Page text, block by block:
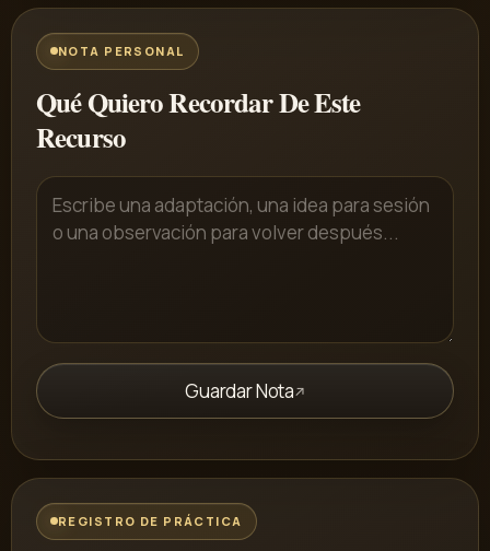
NOTA PERSONAL
Qué Quiero Recordar De Este
Recurso
Guardar Nota
REGISTRO DE PRÁCTICA